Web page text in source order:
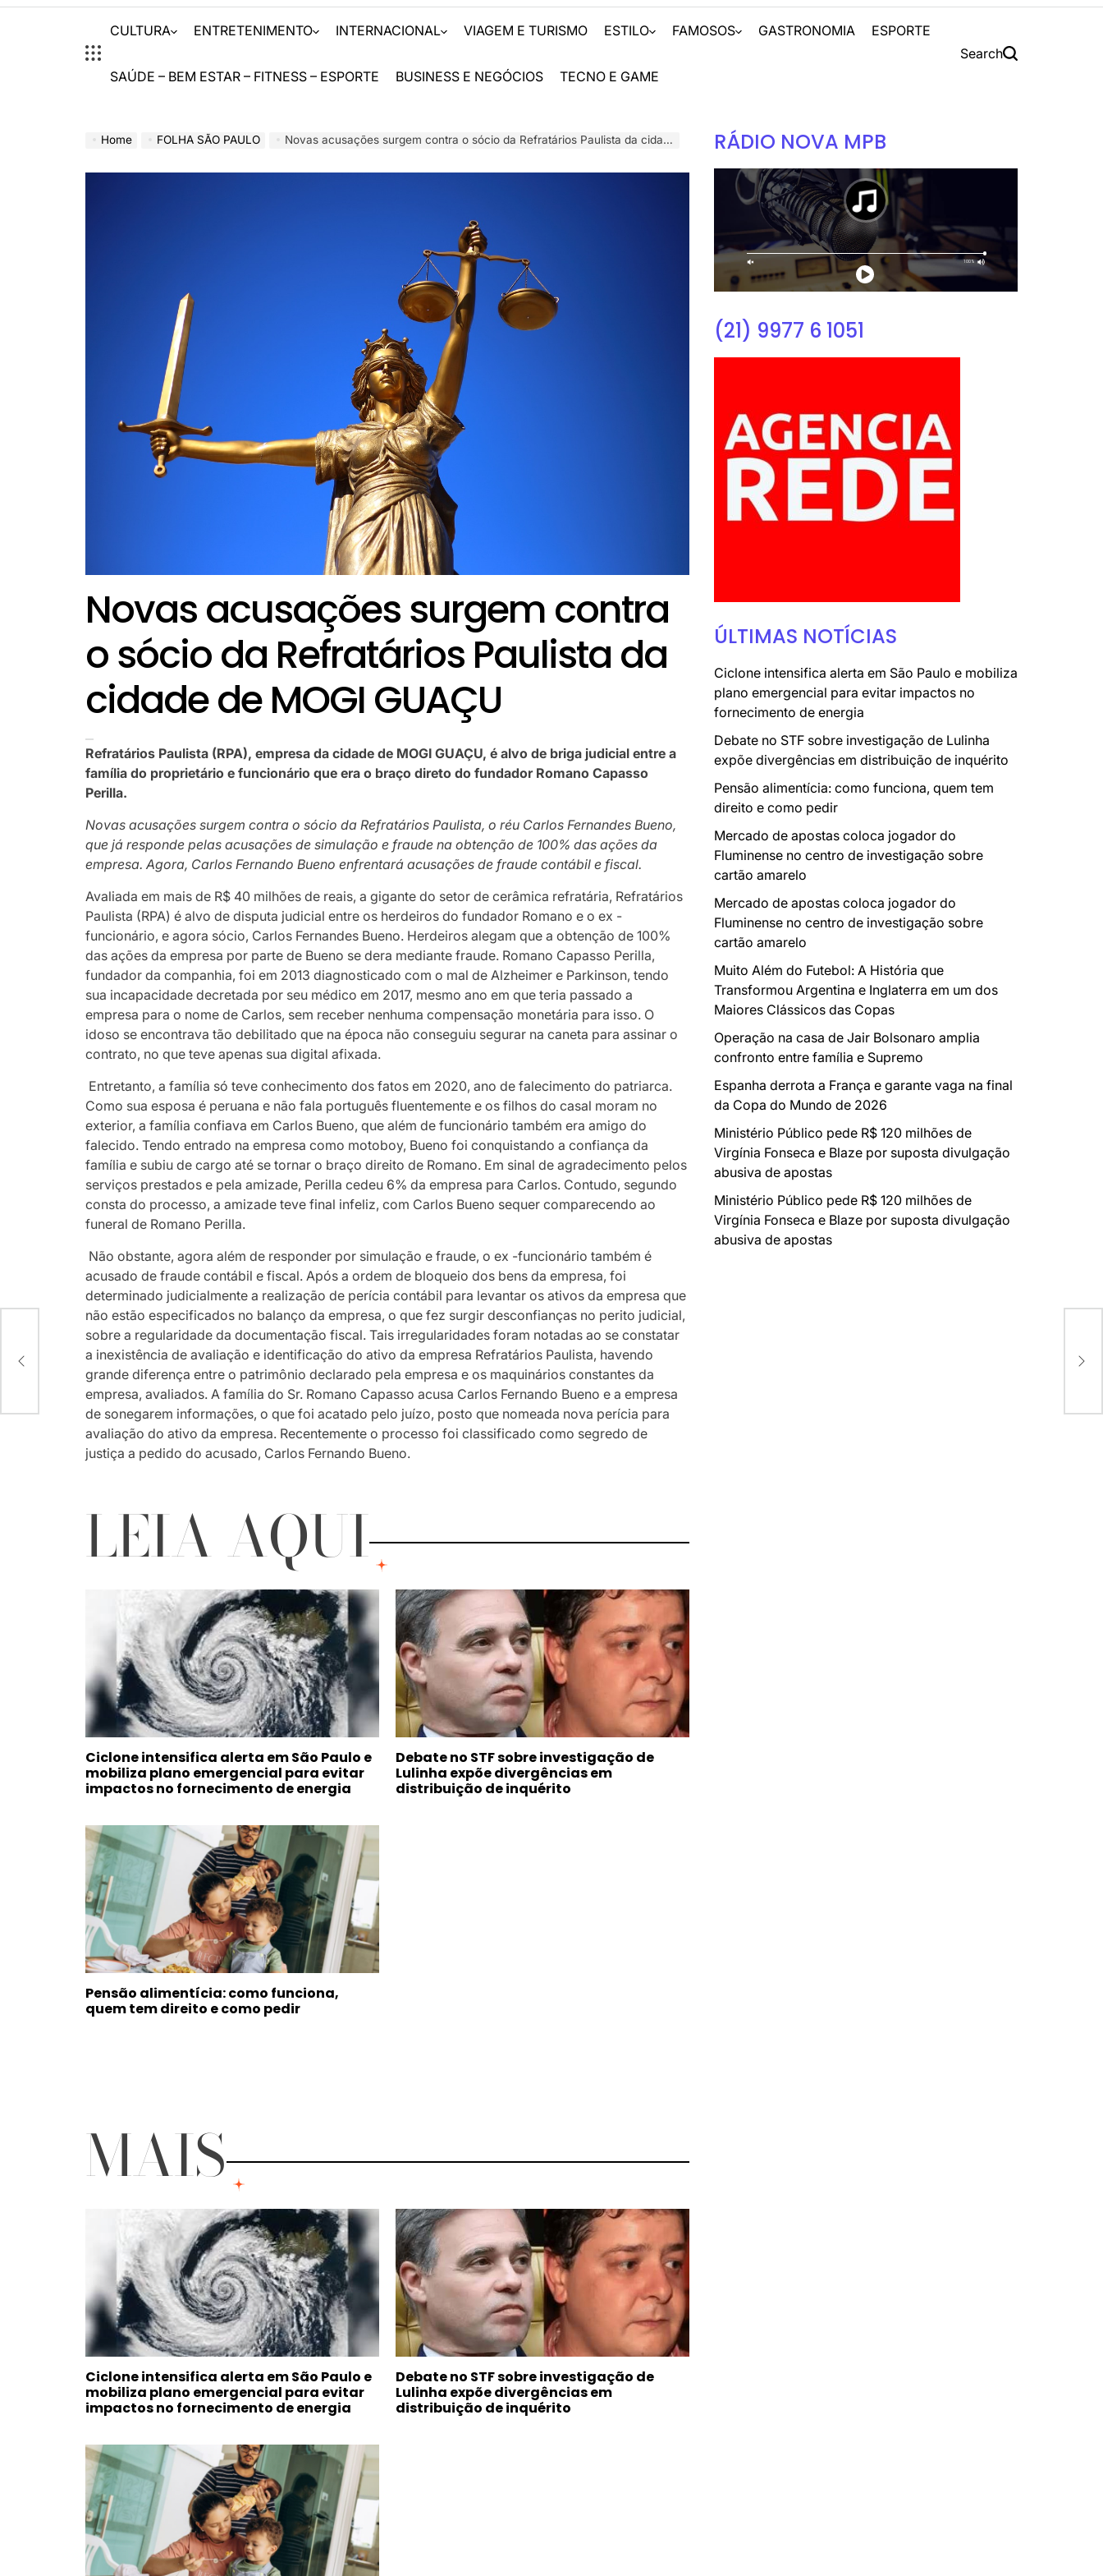
CULTURA ENTRETENIMENTO INTERNACIONAL VIAGEM E TURISMO ESTILO FAMOSOS GASTRONOMIA ESPORTE
SAÚDE – BEM ESTAR – FITNESS – ESPORTE BUSINESS E NEGÓCIOS TECNO E GAME
Search
Home FOLHA SÃO PAULO Novas acusações surgem contra o sócio da Refratários Paulista da cidade de MOGI GUAÇU
Novas acusações surgem contra
o sócio da Refratários Paulista da
cidade de MOGI GUAÇU
Refratários Paulista (RPA), empresa da cidade de MOGI GUAÇU, é alvo de briga judicial entre a
família do proprietário e funcionário que era o braço direto do fundador Romano Capasso
Perilla.
Novas acusações surgem contra o sócio da Refratários Paulista, o réu Carlos Fernandes Bueno,
que já responde pelas acusações de simulação e fraude na obtenção de 100% das ações da
empresa. Agora, Carlos Fernando Bueno enfrentará acusações de fraude contábil e fiscal.
Avaliada em mais de R$ 40 milhões de reais, a gigante do setor de cerâmica refratária, Refratários
Paulista (RPA) é alvo de disputa judicial entre os herdeiros do fundador Romano e o ex -
funcionário, e agora sócio, Carlos Fernandes Bueno. Herdeiros alegam que a obtenção de 100%
das ações da empresa por parte de Bueno se dera mediante fraude. Romano Capasso Perilla,
fundador da companhia, foi em 2013 diagnosticado com o mal de Alzheimer e Parkinson, tendo
sua incapacidade decretada por seu médico em 2017, mesmo ano em que teria passado a
empresa para o nome de Carlos, sem receber nenhuma compensação monetária para isso. O
idoso se encontrava tão debilitado que na época não conseguiu segurar na caneta para assinar o
contrato, no que teve apenas sua digital afixada.
Entretanto, a família só teve conhecimento dos fatos em 2020, ano de falecimento do patriarca.
Como sua esposa é peruana e não fala português fluentemente e os filhos do casal moram no
exterior, a família confiava em Carlos Bueno, que além de funcionário também era amigo do
falecido. Tendo entrado na empresa como motoboy, Bueno foi conquistando a confiança da
família e subiu de cargo até se tornar o braço direito de Romano. Em sinal de agradecimento pelos
serviços prestados e pela amizade, Perilla cedeu 6% da empresa para Carlos. Contudo, segundo
consta do processo, a amizade teve final infeliz, com Carlos Bueno sequer comparecendo ao
funeral de Romano Perilla.
Não obstante, agora além de responder por simulação e fraude, o ex -funcionário também é
acusado de fraude contábil e fiscal. Após a ordem de bloqueio dos bens da empresa, foi
determinado judicialmente a realização de perícia contábil para levantar os ativos da empresa que
não estão especificados no balanço da empresa, o que fez surgir desconfianças no perito judicial,
sobre a regularidade da documentação fiscal. Tais irregularidades foram notadas ao se constatar
a inexistência de avaliação e identificação do ativo da empresa Refratários Paulista, havendo
grande diferença entre o patrimônio declarado pela empresa e os maquinários constantes da
empresa, avaliados. A família do Sr. Romano Capasso acusa Carlos Fernando Bueno e a empresa
de sonegarem informações, o que foi acatado pelo juízo, posto que nomeada nova perícia para
avaliação do ativo da empresa. Recentemente o processo foi classificado como segredo de
justiça a pedido do acusado, Carlos Fernando Bueno.
LEIA AQUI
Ciclone intensifica alerta em São Paulo e
mobiliza plano emergencial para evitar
impactos no fornecimento de energia
Debate no STF sobre investigação de
Lulinha expõe divergências em
distribuição de inquérito
Pensão alimentícia: como funciona,
quem tem direito e como pedir
MAIS
Ciclone intensifica alerta em São Paulo e
mobiliza plano emergencial para evitar
impactos no fornecimento de energia
Debate no STF sobre investigação de
Lulinha expõe divergências em
distribuição de inquérito
RÁDIO NOVA MPB
(21) 9977 6 1051
ÚLTIMAS NOTÍCIAS
Ciclone intensifica alerta em São Paulo e mobiliza
plano emergencial para evitar impactos no
fornecimento de energia
Debate no STF sobre investigação de Lulinha
expõe divergências em distribuição de inquérito
Pensão alimentícia: como funciona, quem tem
direito e como pedir
Mercado de apostas coloca jogador do
Fluminense no centro de investigação sobre
cartão amarelo
Mercado de apostas coloca jogador do
Fluminense no centro de investigação sobre
cartão amarelo
Muito Além do Futebol: A História que
Transformou Argentina e Inglaterra em um dos
Maiores Clássicos das Copas
Operação na casa de Jair Bolsonaro amplia
confronto entre família e Supremo
Espanha derrota a França e garante vaga na final
da Copa do Mundo de 2026
Ministério Público pede R$ 120 milhões de
Virgínia Fonseca e Blaze por suposta divulgação
abusiva de apostas
Ministério Público pede R$ 120 milhões de
Virgínia Fonseca e Blaze por suposta divulgação
abusiva de apostas